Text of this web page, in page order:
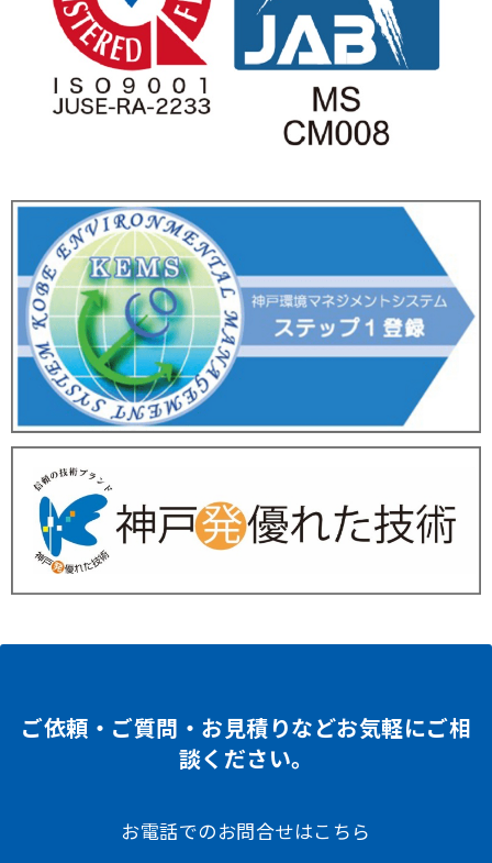
ご依頼・ご質問・お見積りなどお気軽にご相
談ください。
お電話でのお問合せはこちら